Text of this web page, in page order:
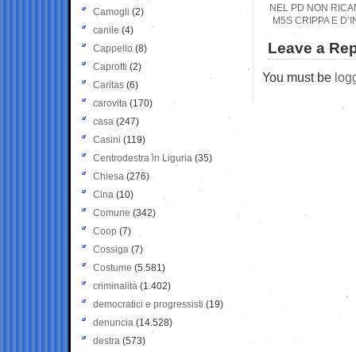
NEL PD NON
M5S CRIPPA E
Leave a
You must be
Camogli (2)
canile (4)
Cappello (8)
Caprotti (2)
Caritas (6)
carovita (170)
casa (247)
Casini (119)
Centrodestra in Liguria (35)
Chiesa (276)
Cina (10)
Comune (342)
Coop (7)
Cossiga (7)
Costume (5.581)
criminalità (1.402)
democratici e progressisti (19)
denuncia (14.528)
destra (573)